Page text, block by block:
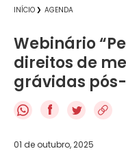
INÍCIO AGENDA
Webinário
direitos de
grávidas
f
01 de outubro, 2025